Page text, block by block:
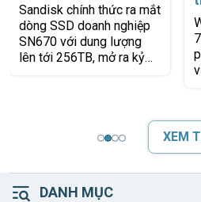
DANH MỤC
hành 2 năm 1 đổi 1 |
Chính hãng Western
Digital
WD HDD Blue™
7200RPM là dòng ổ cứng
phổ thông có hiệu năng
vượt trội so với các phiên
XEM